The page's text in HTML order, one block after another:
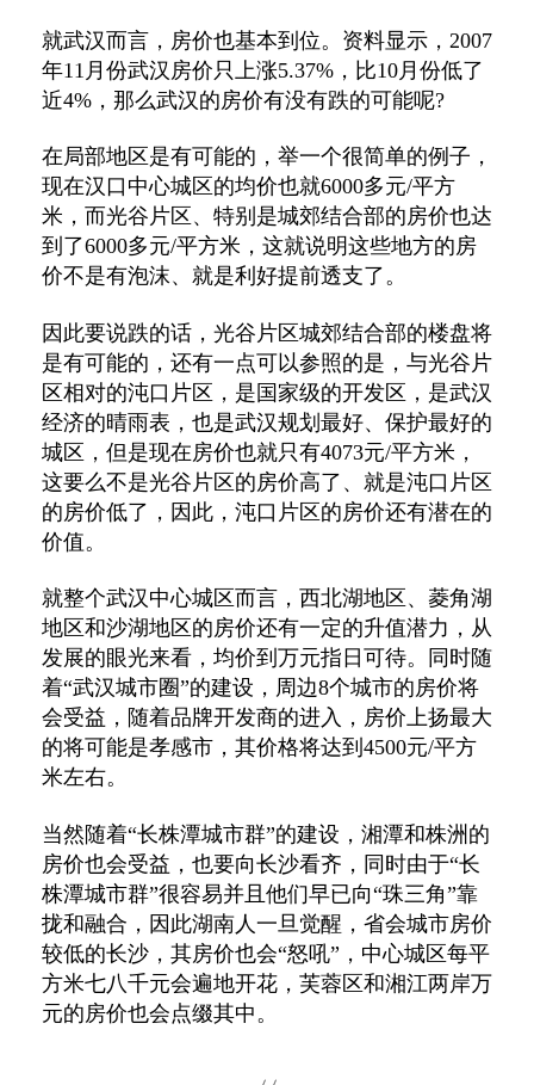
就武汉而言，房价也基本到位。资料显示，2007
年11月份武汉房价只上涨5.37%，比10月份低了
近4%，那么武汉的房价有没有跌的可能呢?
在局部地区是有可能的，举一个很简单的例子，
现在汉口中心城区的均价也就6000多元/平方
米，而光谷片区、特别是城郊结合部的房价也达
到了6000多元/平方米，这就说明这些地方的房
价不是有泡沫、就是利好提前透支了。
因此要说跌的话，光谷片区城郊结合部的楼盘将
是有可能的，还有一点可以参照的是，与光谷片
区相对的沌口片区，是国家级的开发区，是武汉
经济的晴雨表，也是武汉规划最好、保护最好的
城区，但是现在房价也就只有4073元/平方米，
这要么不是光谷片区的房价高了、就是沌口片区
的房价低了，因此，沌口片区的房价还有潜在的
价值。
就整个武汉中心城区而言，西北湖地区、菱角湖
地区和沙湖地区的房价还有一定的升值潜力，从
发展的眼光来看，均价到万元指日可待。同时随
着“武汉城市圈”的建设，周边8个城市的房价将
会受益，随着品牌开发商的进入，房价上扬最大
的将可能是孝感市，其价格将达到4500元/平方
米左右。
当然随着“长株潭城市群”的建设，湘潭和株洲的
房价也会受益，也要向长沙看齐，同时由于“长
株潭城市群”很容易并且他们早已向“珠三角”靠
拢和融合，因此湖南人一旦觉醒，省会城市房价
较低的长沙，其房价也会“怒吼”，中心城区每平
方米七八千元会遍地开花，芙蓉区和湘江两岸万
元的房价也会点缀其中。